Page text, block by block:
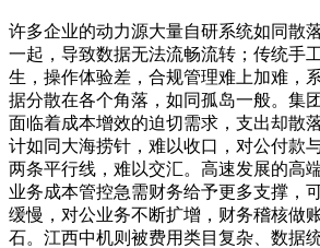
许多企业的动力源大量自研系统如同散
一起，导致数据无法流畅流转；传统手
生，操作体验差，合规管理难上加难，
据分散在各个角落，如同孤岛一般。集
面临着成本增效的迫切需求，支出却散
计如同大海捞针，难以收口，对公付款
两条平行线，难以交汇。高速发展的高
业务成本管控急需财务给予更多支撑，
缓慢，对公业务不断扩增，财务稽核做
石。江西中机则被费用类目复杂、数据